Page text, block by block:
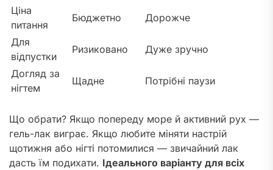
Ціна
питання
Бюджетно
Дорожче
Для
відпустки
Ризиковано
Дуже зручно
Догляд за
нігтем
Щадне Потрібні паузи
Що обрати? Якщо попереду море й активний рух —
гель-лак виграє. Якщо любите міняти настрій
щотижня або нігті потомилися — звичайний лак
дасть їм подихати. Ідеального варіанту для всіх